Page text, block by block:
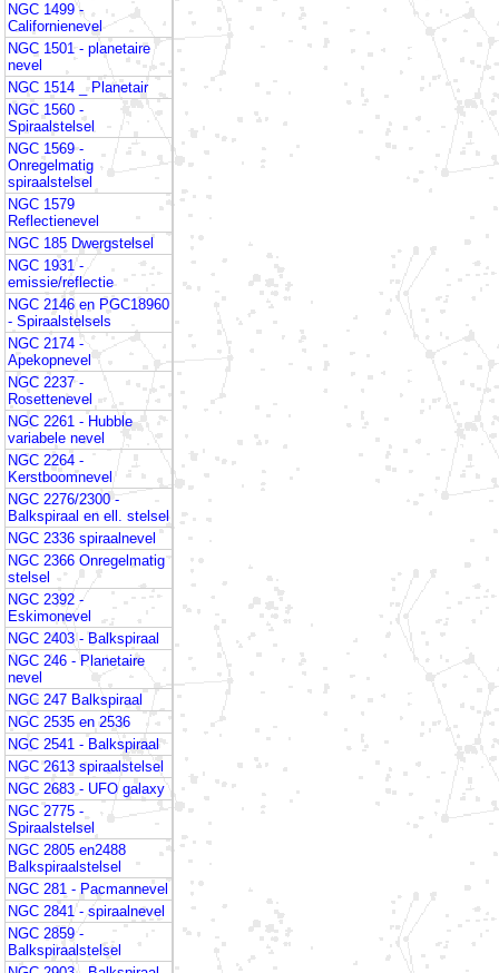
NGC 1499 -
Californienevel
NGC 1501 - planetaire
nevel
NGC 1514 _ Planetair
NGC 1560 -
Spiraalstelsel
NGC 1569 -
Onregelmatig
spiraalstelsel
NGC 1579
Reflectienevel
NGC 185 Dwergstelsel
NGC 1931 -
emissie/reflectie
NGC 2146 en PGC18960
- Spiraalstelsels
NGC 2174 -
Apekopnevel
NGC 2237 -
Rosettenevel
NGC 2261 - Hubble
variabele nevel
NGC 2264 -
Kerstboomnevel
NGC 2276/2300 -
Balkspiraal en ell. stelsel
NGC 2336 spiraalnevel
NGC 2366 Onregelmatig
stelsel
NGC 2392 -
Eskimonevel
NGC 2403 - Balkspiraal
NGC 246 - Planetaire
nevel
NGC 247 Balkspiraal
NGC 2535 en 2536
NGC 2541 - Balkspiraal
NGC 2613 spiraalstelsel
NGC 2683 - UFO galaxy
NGC 2775 -
Spiraalstelsel
NGC 2805 en2488
Balkspiraalstelsel
NGC 281 - Pacmannevel
NGC 2841 - spiraalnevel
NGC 2859 -
Balkspiraalstelsel